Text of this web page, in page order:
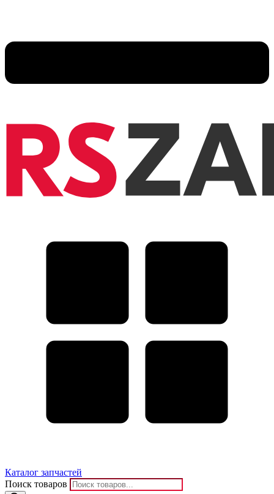
Каталог запчастей
Поиск товаров